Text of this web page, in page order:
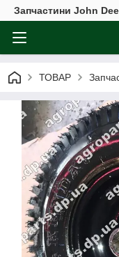
Запчастини John
ТОВАР